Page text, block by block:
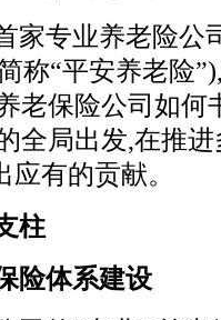
家专业养老险
称“平安养老险
老保险公司如何
全局出发,在推
有的贡献。
柱
险体系建设